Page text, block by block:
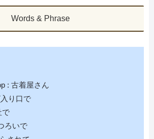
Words & Phrase
: 古着屋さん
り口で
で
ろいで